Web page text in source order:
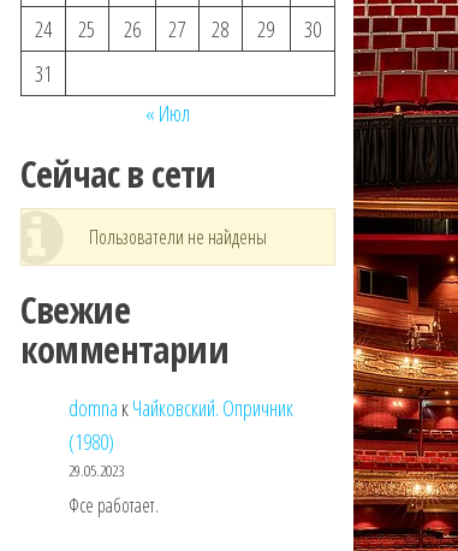
24
25 26 27 28 29
30
31
« Июл
Сейчас в сети
Пользователи не найдены
Свежие
комментарии
domna кЧайковский. Опричник
(1980)
29.05.2023
Фсе работает.